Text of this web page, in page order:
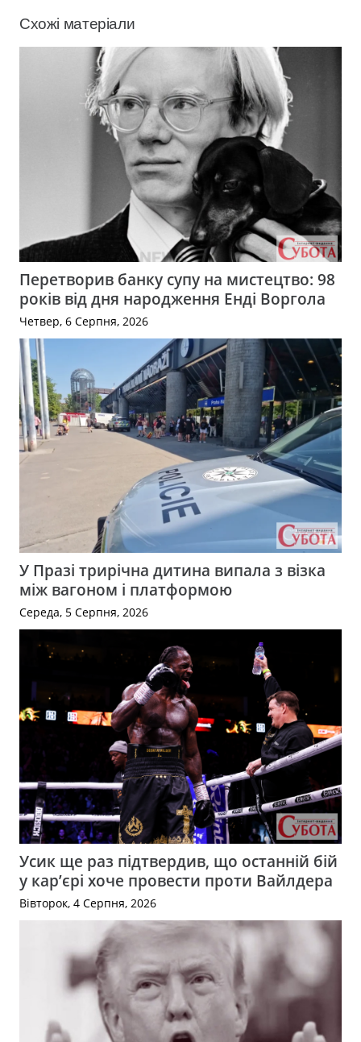
Схожі матеріали
Перетворив банку супу на мистецтво: 98
років від дня народження Енді Воргола
Четвер, 6 Серпня, 2026
У Празі трирічна дитина випала з візка
між вагоном і платформою
Середа, 5 Серпня, 2026
Усик ще раз підтвердив, що останній бій
у кар’єрі хоче провести проти Вайлдера
Вівторок, 4 Серпня, 2026